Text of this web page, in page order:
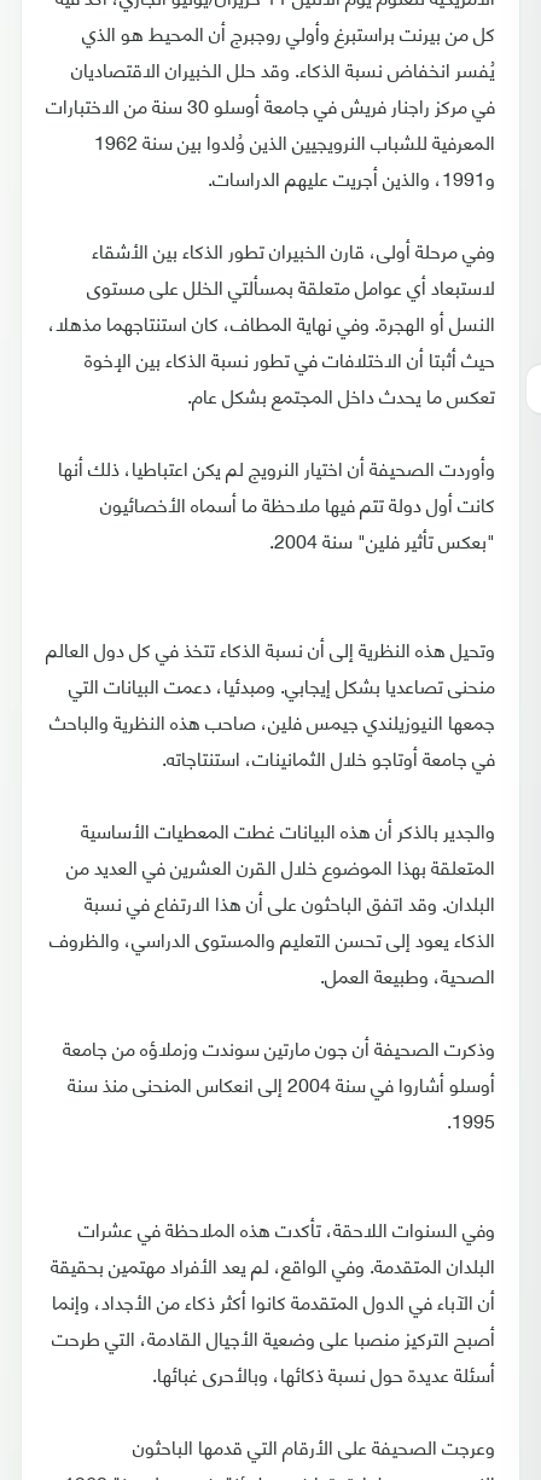
كل من بيرنت براستبرغ وأولي روجبرج أن المحيط هو الذي
يُفسر انخفاض نسبة الذكاء. وقد حلل الخبيران الاقتصاديان
في مركز راجنار فريش في جامعة أوسلو 30 سنة من الاختبارات
المعرفية للشباب النرويجيين الذين وُلدوا بين سنة 1962
و1991، والذين أجريت عليهم الدراسات.
وفي مرحلة أولى، قارن الخبيران تطور الذكاء بين الأشقاء
لاستبعاد أي عوامل متعلقة بمسألتي الخلل على مستوى
النسل أو الهجرة. وفي نهاية المطاف، كان استنتاجهما مذهلا،
حيث أثبتا أن الاختلافات في تطور نسبة الذكاء بين الإخوة
تعكس ما يحدث داخل المجتمع بشكل عام.
وأوردت الصحيفة أن اختيار النرويج لم يكن اعتباطيا، ذلك أنها
كانت أول دولة تتم فيها ملاحظة ما أسماه الأخصائيون
"بعكس تأثير فلين" سنة 2004.
وتحيل هذه النظرية إلى أن نسبة الذكاء تتخذ في كل دول العالم
منحنى تصاعديا بشكل إيجابي. ومبدئيا، دعمت البيانات التي
جمعها النيوزيلندي جيمس فلين، صاحب هذه النظرية والباحث
في جامعة أوتاجو خلال الثمانينات، استنتاجاته.
والجدير بالذكر أن هذه البيانات غطت المعطيات الأساسية
المتعلقة بهذا الموضوع خلال القرن العشرين في العديد من
البلدان. وقد اتفق الباحثون على أن هذا الارتفاع في نسبة
الذكاء يعود إلى تحسن التعليم والمستوى الدراسي، والظروف
الصحية، وطبيعة العمل.
وذكرت الصحيفة أن جون مارتين سوندت وزملاؤه من جامعة
أوسلو أشاروا في سنة 2004 إلى انعكاس المنحنى منذ سنة
1995.
وفي السنوات اللاحقة، تأكدت هذه الملاحظة في عشرات
البلدان المتقدمة. وفي الواقع، لم يعد الأفراد مهتمين بحقيقة
أن الآباء في الدول المتقدمة كانوا أكثر ذكاء من الأجداد، وإنما
أصبح التركيز منصبا على وضعية الأجيال القادمة، التي طرحت
أسئلة عديدة حول نسبة ذكائها، وبالأحرى غبائها.
وعرجت الصحيفة على الأرقام التي قدمها الباحثون